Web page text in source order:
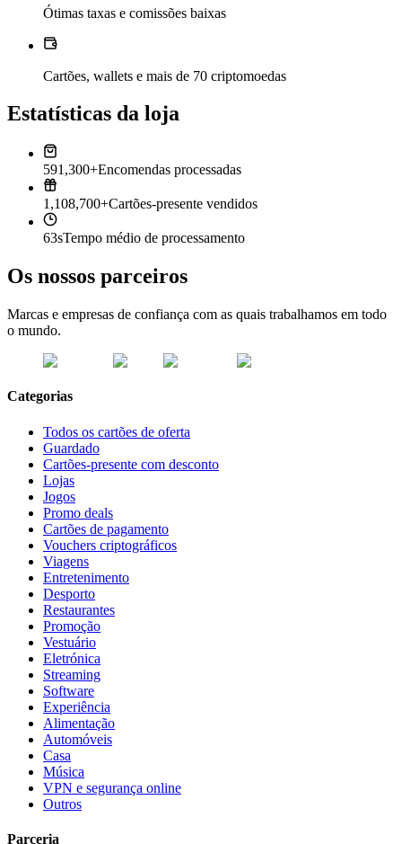
Ótimas taxas e comissões baixas
Cartões, wallets e mais de 70 criptomoedas
Estatísticas da loja
591,300+Encomendas processadas
1,108,700+Cartões-presente vendidos
63sTempo médio de processamento
Os nossos parceiros
Marcas e empresas de confiança com as quais trabalhamos em todo
o mundo.
Categorias
Todos os cartões de oferta
Guardado
Cartões-presente com desconto
Lojas
Jogos
Promo deals
Cartões de pagamento
Vouchers criptográficos
Viagens
Entretenimento
Desporto
Restaurantes
Promoção
Vestuário
Eletrónica
Streaming
Software
Experiência
Alimentação
Automóveis
Casa
Música
VPN e segurança online
Outros
Parceria